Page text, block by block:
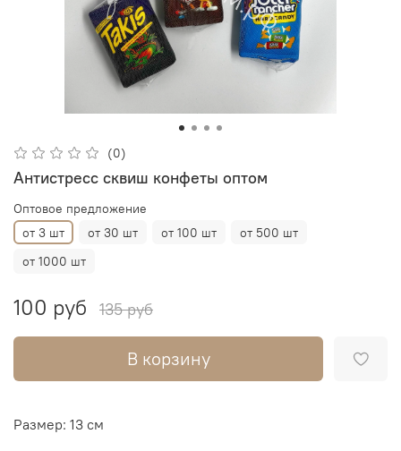
(0)
Антистресс сквиш конфеты оптом
Оптовое предложение
от 3 шт
от 30 шт от 100 шт
от 500 шт
от 1000 шт
100 руб 135 руб
В корзину
Размер: 13 см